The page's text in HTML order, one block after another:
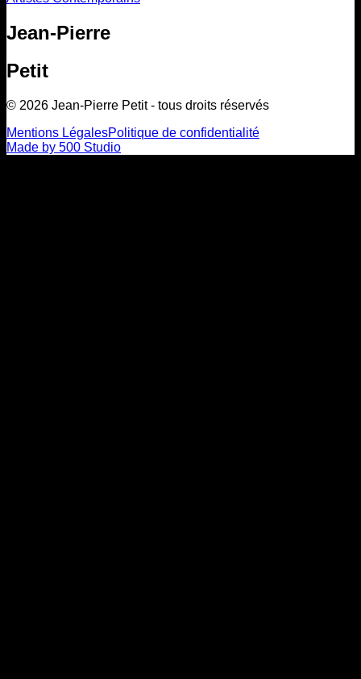
Jean-Pierre
Petit
© 2026 Jean-Pierre Petit - tous droits réservés
Mentions LégalesPolitique de confidentialité
Made by 500 Studio